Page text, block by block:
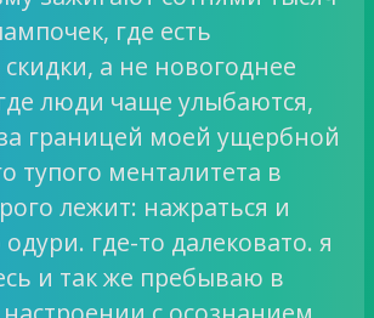
где есть
а не новогоднее
люди чаще улыбаются,
границей моей ущербной
тупого менталитета в
лежит: нажраться и
где-то далековато. я
и так же пребываю в